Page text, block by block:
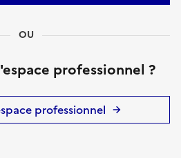
OU
professionnel ?
professionnel